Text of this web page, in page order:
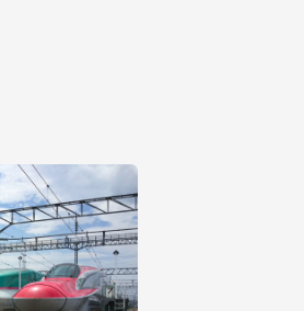
に保管をお